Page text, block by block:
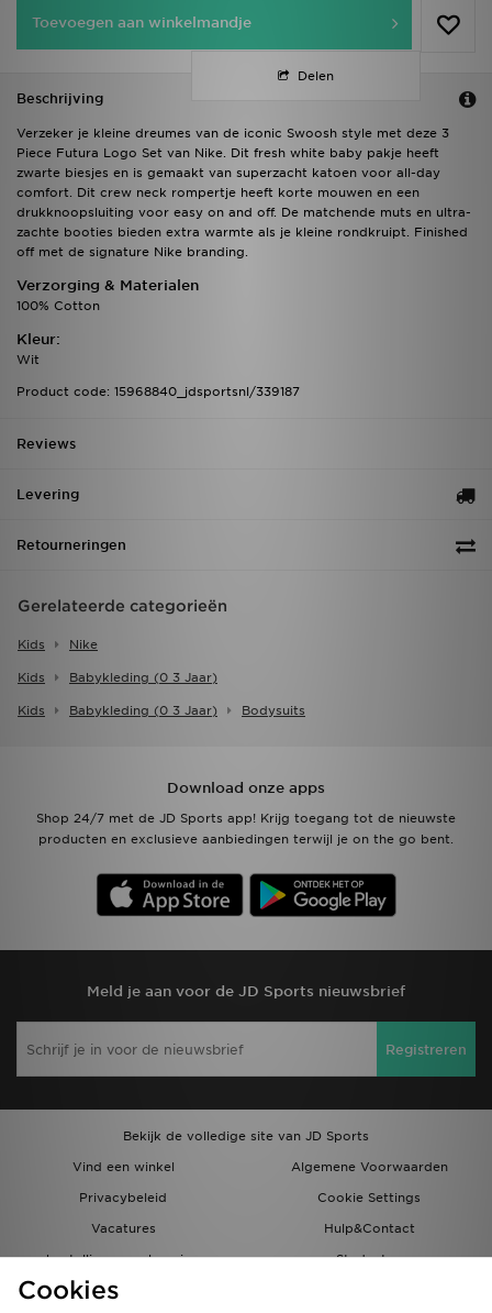
Toevoegen aan winkelmandje
Delen
Beschrijving
Verzeker je kleine dreumes van de iconic Swoosh style met deze 3
Piece Futura Logo Set van Nike. Dit fresh white baby pakje heeft
zwarte biesjes en is gemaakt van superzacht katoen voor all-day
comfort. Dit crew neck rompertje heeft korte mouwen en een
drukknoopsluiting voor easy on and off. De matchende muts en ultra-
zachte booties bieden extra warmte als je kleine rondkruipt. Finished
off met de signature Nike branding.
Verzorging & Materialen
100% Cotton
Kleur:
Wit
Product code: 15968840_jdsportsnl/339187
Reviews
Levering
Retourneringen
Gerelateerde categorieën
Kids Nike
Kids Babykleding (0 3 Jaar)
Kids Babykleding (0 3 Jaar) Bodysuits
Download onze apps
Shop 24/7 met de JD Sports app! Krijg toegang tot de nieuwste
producten en exclusieve aanbiedingen terwijl je on the go bent.
Meld je aan voor de JD Sports nieuwsbrief
Registreren
Bekijk de volledige site van JD Sports
Vind een winkel
Algemene Voorwaarden
Privacybeleid
Cookie Settings
Vacatures
Hulp&Contact
bestellingen en levering
Studenten
Partnerprogramma
Cookies